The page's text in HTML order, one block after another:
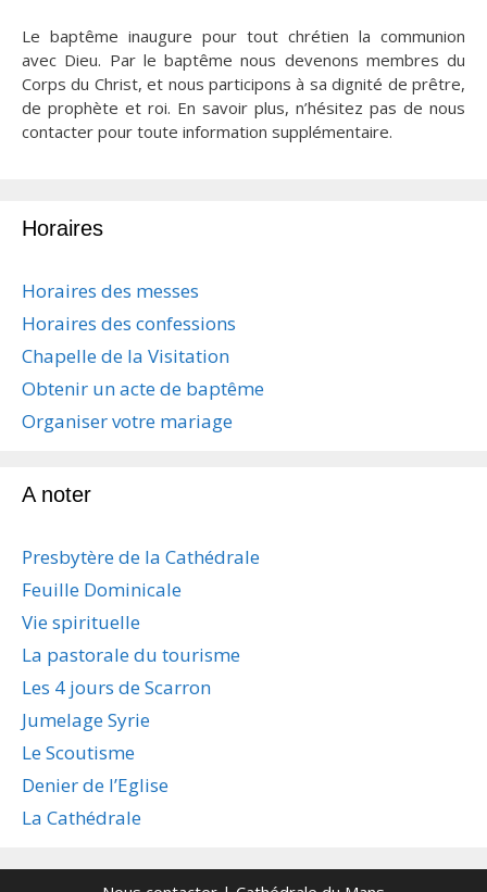
Le baptême inaugure pour tout chrétien la communion
avec Dieu. Par le baptême nous devenons membres du
Corps du Christ, et nous participons à sa dignité de prêtre,
de prophète et roi. En savoir plus, n’hésitez pas de nous
contacter pour toute information supplémentaire.
Horaires
Horaires des messes
Horaires des confessions
Chapelle de la Visitation
Obtenir un acte de baptême
Organiser votre mariage
A noter
Presbytère de la Cathédrale
Feuille Dominicale
Vie spirituelle
La pastorale du tourisme
Les 4 jours de Scarron
Jumelage Syrie
Le Scoutisme
Denier de l’Eglise
La Cathédrale